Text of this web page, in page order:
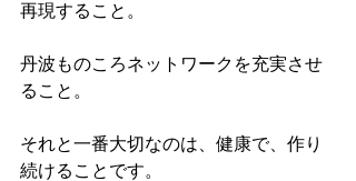
再現すること。
丹波ものころネットワークを充実させ
ること。
それと一番大切なのは、健康で、作り
続けることです。